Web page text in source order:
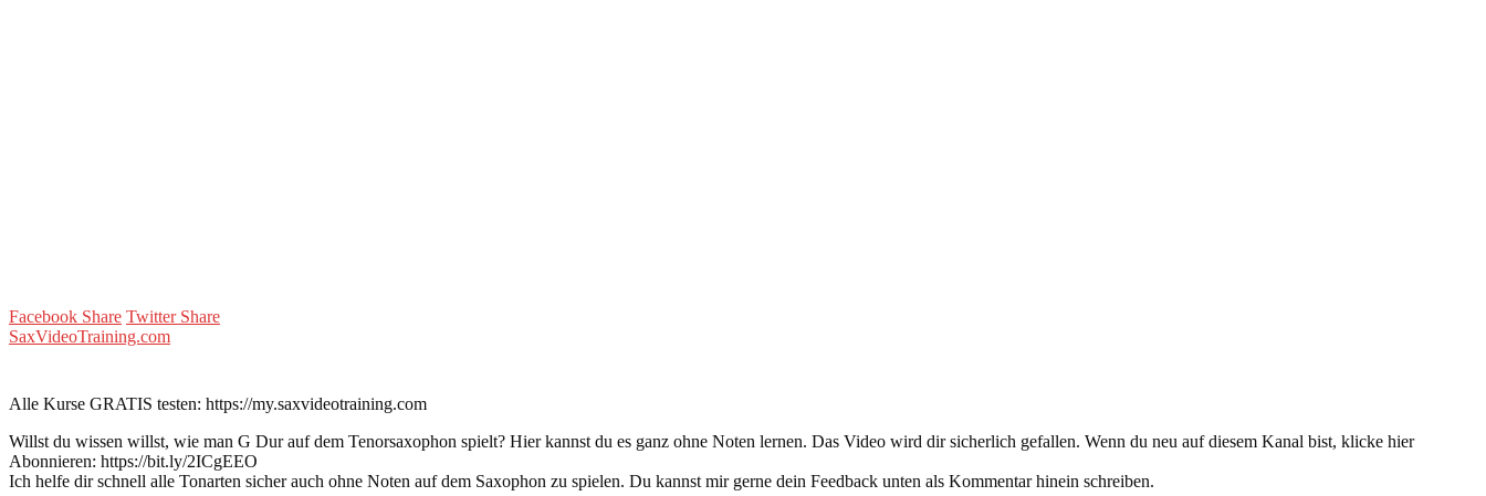
Facebook Share Twitter Share
SaxVideoTraining.com
Alle Kurse GRATIS testen: https://my.saxvideotraining.com
Willst du wissen willst, wie man G Dur auf dem Tenorsaxophon spielt? Hier kannst du es ganz ohne Noten lernen. Das Video wird dir sicherlich gefallen. Wenn du neu auf diesem Kanal bist, klicke hier
Abonnieren: https://bit.ly/2ICgEEO
Ich helfe dir schnell alle Tonarten sicher auch ohne Noten auf dem Saxophon zu spielen. Du kannst mir gerne dein Feedback unten als Kommentar hinein schreiben.